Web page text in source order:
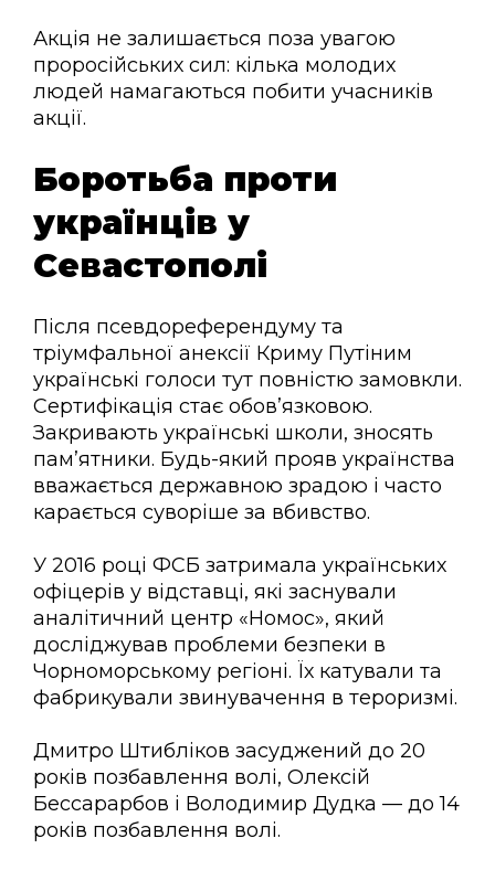
Акція не залишається поза увагою
проросійських сил: кілька молодих
людей намагаються побити учасників
акції.
Боротьба проти
українців у
Севастополі
Після псевдореферендуму та
тріумфальної анексії Криму Путіним
українські голоси тут повністю замовкли.
Сертифікація стає обов’язковою.
Закривають українські школи, зносять
пам’ятники. Будь-який прояв українства
вважається державною зрадою і часто
карається суворіше за вбивство.
У 2016 році ФСБ затримала українських
офіцерів у відставці, які заснували
аналітичний центр «Номос», який
досліджував проблеми безпеки в
Чорноморському регіоні. Їх катували та
фабрикували звинувачення в тероризмі.
Дмитро Штибліков засуджений до 20
років позбавлення волі, Олексій
Бессарарбов і Володимир Дудка — до 14
років позбавлення волі.